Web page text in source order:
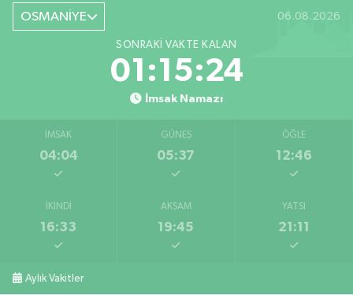
OSMANİYE 06.08.2026
SONRAKI VAKTE KALAN
01:15:23
İmsak Namazı
İMSAK
04:04
GÜNEŞ
05:37
ÖĞLE
12:46
İKINDI
16:33
AKŞAM
19:45
YATSI
21:11
Aylık Vakitler